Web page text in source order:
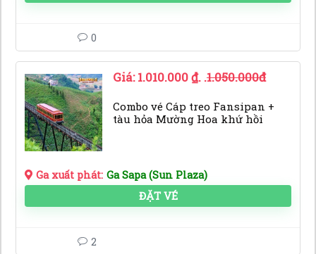
0
Giá:1.010.000₫. .1.050.000đ
Combo vé Cáp treo Fansipan +
tàu hỏa Mường Hoa khứ hồi
Ga xuất phát: Ga Sapa (Sun Plaza)
ĐẶT VÉ
2